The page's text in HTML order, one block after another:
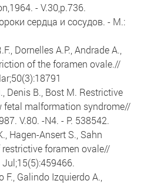
- V.30,p.736.
сердца и сосудов. - М.:
Dornelles A.P., Andrade A.,
of the foramen ovale.//
Denis B., Bost M. Restrictive
fetal malformation syndrome//
V.80. -N4. - P. 538542.
Hagen-Ansert S., Sahn
foramen ovale//
Galindo Izquierdo A.,